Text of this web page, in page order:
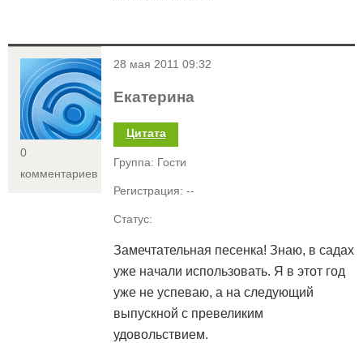
<
0
комментариев
28 мая 2011 09:32
Екатерина
Цитата
Группа: Гости
Регистрация: --
Статус:
Замечтательная песенка! Знаю, в садах
уже начали использовать. Я в этот год
уже не успеваю, а на следующий
выпускной с превеликим
удовольствием.